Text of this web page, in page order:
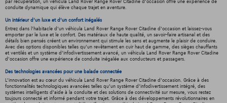
par récupération, un véhicula Land Rover Range Rover Citadine d'occasion offre une expérience de
conduite dynamique qui élève chaque trajet en aventure.
Un intérieur d’un luxe et d’un confort inégalés
Entrez dans l'habitacle d'un véhicula Land Rover Range Rover Citadine d'occasion et laissez-vous
emporter par le luxe et le confort. Des matériaux de haute qualité, un savoir-faire artisanal et des
détails bien pensés créent un environnement qui stimule les sens et augmente le plaisir de conduire.
Avec des options disponibles telles qu'un revêtement en cuir haut de gamme, des sièges chauffants
et ventilés et un système d'infodivertissement avancé, un véhicula Land Rover Range Rover Citadine
d'occasion offre une expérience de conduite inégalée aux conducteurs et passagers.
Des technologies avancées pour une balade connectée
L'innovation est au cœur du véhicula Land Rover Range Rover Citadine d'occasion. Grâce à des
fonctionnalités technologiques avancées telles qu'un système d'infodivertissement intégré, des
systèmes intelligents d'aide à la conduite et des solutions de connectivité sur mesure, vous restez
toujours connecté et informé pendant votre trajet. Grâce à des développements révolutionnaires en